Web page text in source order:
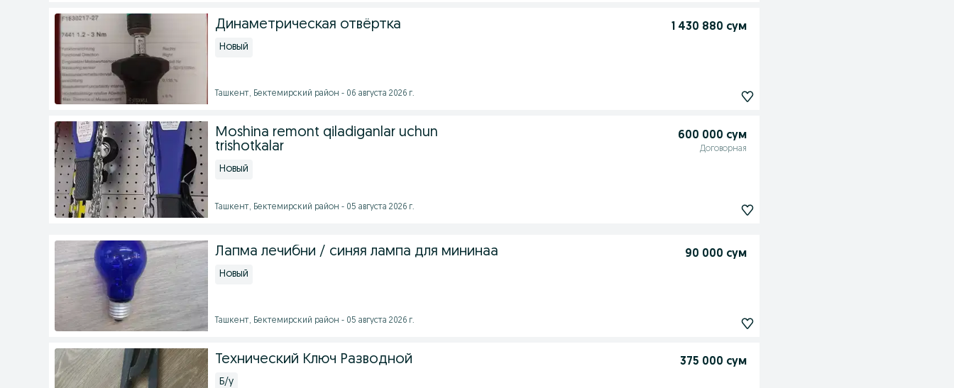
Динаметрическая отвёртка 1 430 880 сум
Новый
Ташкент, Бектемирский район - 06 августа 2026 г.
Moshina remont qiladiganlar uchun
trishotkalar
600 000 сум
Договорная
Новый
Ташкент, Бектемирский район - 05 августа 2026 г.
Лапма лечибни / синяя лампа для мининаа 90 000 сум
Новый
Ташкент, Бектемирский район - 05 августа 2026 г.
Технический Ключ Разводной 375 000 сум
Б/у